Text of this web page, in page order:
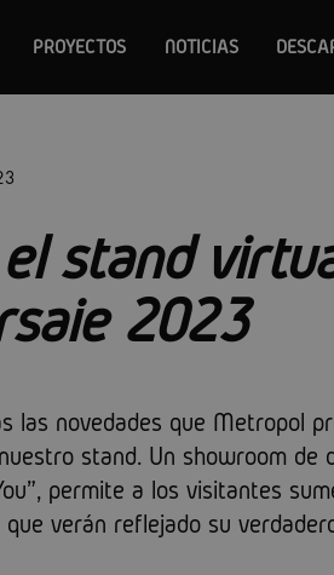
PROYECTOS NOTICIAS
stand
2023
las novedades que Metropol
stand. Un showroom de
permite a los visitantes
verán reflejado su